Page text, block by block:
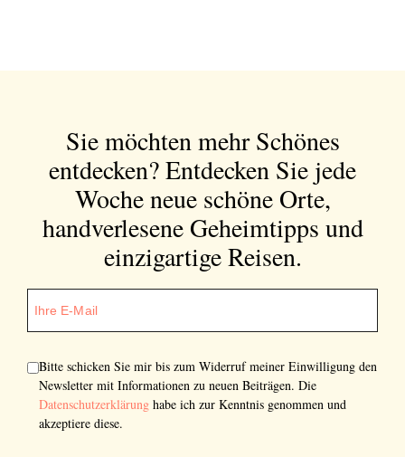
Sie möchten mehr Schönes
entdecken?Entdecken Sie jede
Woche neue schöne Orte,
handverlesene Geheimtipps und
einzigartige Reisen.
Bitte schicken Sie mir bis zum Widerruf meiner Einwilligung den
Newsletter mit Informationen zu neuen Beiträgen. Die
Datenschutzerklärung habe ich zur Kenntnis genommen und
akzeptiere diese.